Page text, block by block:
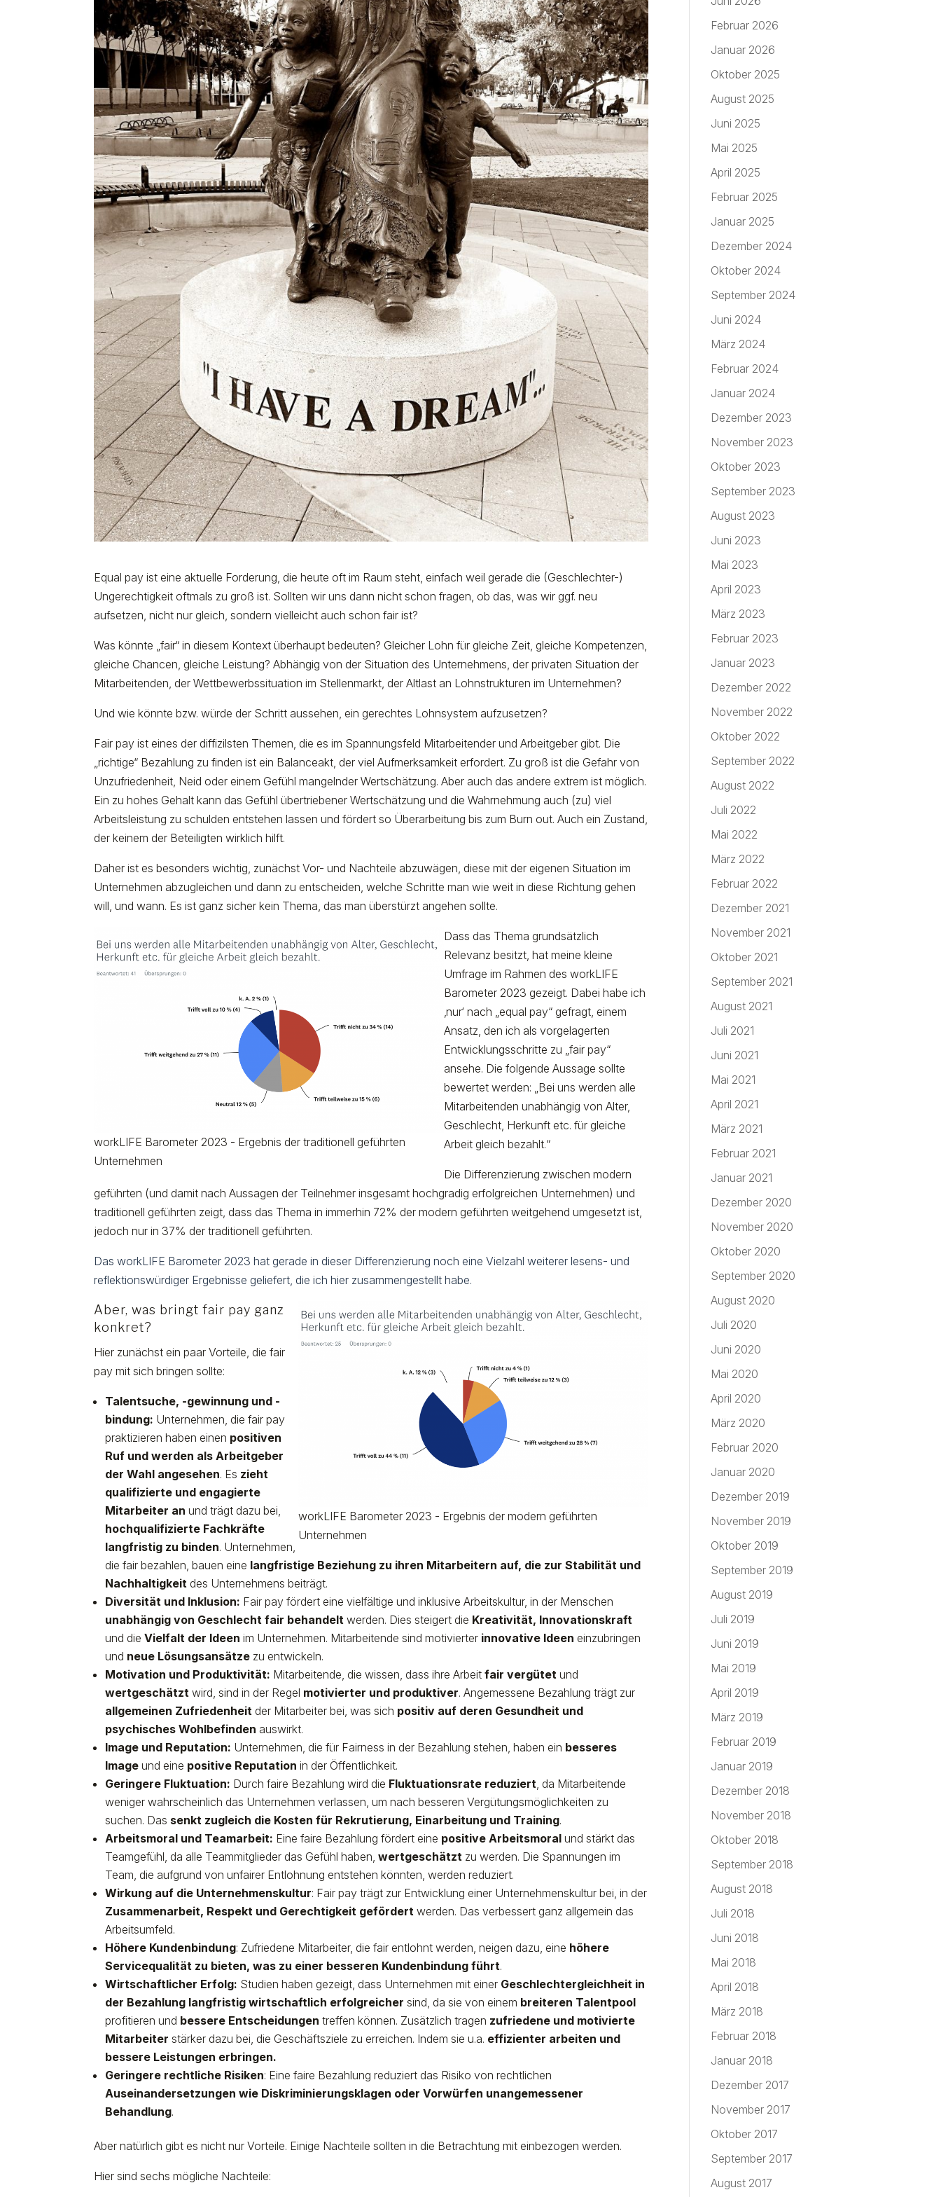
Equal pay ist eine aktuelle Forderung, die heute oft im Raum steht, einfach weil gerade die (Geschlechter-)
Ungerechtigkeit oftmals zu groß ist. Sollten wir uns dann nicht schon fragen, ob das, was wir ggf. neu
aufsetzen, nicht nur gleich, sondern vielleicht auch schon fair ist?
Was könnte „fair“ in diesem Kontext überhaupt bedeuten? Gleicher Lohn für gleiche Zeit, gleiche Kompetenzen,
gleiche Chancen, gleiche Leistung? Abhängig von der Situation des Unternehmens, der privaten Situation der
Mitarbeitenden, der Wettbewerbssituation im Stellenmarkt, der Altlast an Lohnstrukturen im Unternehmen?
Und wie könnte bzw. würde der Schritt aussehen, ein gerechtes Lohnsystem aufzusetzen?
Fair pay ist eines der diffizilsten Themen, die es im Spannungsfeld Mitarbeitender und Arbeitgeber gibt. Die
„richtige“ Bezahlung zu finden ist ein Balanceakt, der viel Aufmerksamkeit erfordert. Zu groß ist die Gefahr von
Unzufriedenheit, Neid oder einem Gefühl mangelnder Wertschätzung. Aber auch das andere extrem ist möglich.
Ein zu hohes Gehalt kann das Gefühl übertriebener Wertschätzung und die Wahrnehmung auch (zu) viel
Arbeitsleistung zu schulden entstehen lassen und fördert so Überarbeitung bis zum Burn out. Auch ein Zustand,
der keinem der Beteiligten wirklich hilft.
Daher ist es besonders wichtig, zunächst Vor- und Nachteile abzuwägen, diese mit der eigenen Situation im
Unternehmen abzugleichen und dann zu entscheiden, welche Schritte man wie weit in diese Richtung gehen
will, und wann. Es ist ganz sicher kein Thema, das man überstürzt angehen sollte.
workLIFE Barometer 2023 - Ergebnis der traditionell geführten
Unternehmen
Dass das Thema grundsätzlich
Relevanz besitzt, hat meine kleine
Umfrage im Rahmen des workLIFE
Barometer 2023 gezeigt. Dabei habe ich
‚nur‘ nach „equal pay“ gefragt, einem
Ansatz, den ich als vorgelagerten
Entwicklungsschritte zu „fair pay“
ansehe. Die folgende Aussage sollte
bewertet werden: „Bei uns werden alle
Mitarbeitenden unabhängig von Alter,
Geschlecht, Herkunft etc. für gleiche
Arbeit gleich bezahlt.“
Die Differenzierung zwischen modern
geführten (und damit nach Aussagen der Teilnehmer insgesamt hochgradig erfolgreichen Unternehmen) und
traditionell geführten zeigt, dass das Thema in immerhin 72% der modern geführten weitgehend umgesetzt ist,
jedoch nur in 37% der traditionell geführten.
Das workLIFE Barometer 2023 hat gerade in dieser Differenzierung noch eine Vielzahl weiterer lesens- und
reflektionswürdiger Ergebnisse geliefert, die ich hier zusammengestellt habe.
workLIFE Barometer 2023 - Ergebnis der modern geführten
Unternehmen
Aber, was bringt fair pay ganz
konkret?
Hier zunächst ein paar Vorteile, die fair
pay mit sich bringen sollte:
Talentsuche, -gewinnung und -
bindung: Unternehmen, die fair pay
praktizieren haben einen positiven
Ruf und werden als Arbeitgeber
der Wahl angesehen. Es zieht
qualifizierte und engagierte
Mitarbeiter an und trägt dazu bei,
hochqualifizierte Fachkräfte
langfristig zu binden. Unternehmen,
die fair bezahlen, bauen eine langfristige Beziehung zu ihren Mitarbeitern auf, die zur Stabilität und
Nachhaltigkeit des Unternehmens beiträgt.
Diversität und Inklusion: Fair pay fördert eine vielfältige und inklusive Arbeitskultur, in der Menschen
unabhängig von Geschlecht fair behandelt werden. Dies steigert die Kreativität, Innovationskraft
und dieVielfalt der Ideen im Unternehmen. Mitarbeitende sind motivierter innovative Ideen einzubringen
und neue Lösungsansätze zu entwickeln.
Motivation und Produktivität: Mitarbeitende, die wissen, dass ihre Arbeitfair vergütet und
wertgeschätzt wird, sind in der Regel motivierter und produktiver. Angemessene Bezahlung trägt zur
allgemeinen Zufriedenheit der Mitarbeiter bei, was sich positiv auf deren Gesundheit und
psychisches Wohlbefinden auswirkt.
Image und Reputation: Unternehmen, die für Fairness in der Bezahlung stehen, haben ein besseres
Image und eine positive Reputation in der Öffentlichkeit.
Geringere Fluktuation: Durch faire Bezahlung wird die Fluktuationsrate reduziert , da Mitarbeitende
weniger wahrscheinlich das Unternehmen verlassen, um nach besseren Vergütungsmöglichkeiten zu
suchen. Das senkt zugleich die Kosten für Rekrutierung, Einarbeitung und Training.
Arbeitsmoral und Teamarbeit: Eine faire Bezahlung fördert eine positive Arbeitsmoral und stärkt das
Teamgefühl, da alle Teammitglieder das Gefühl haben,wertgeschätzt zu werden. Die Spannungen im
Team, die aufgrund von unfairer Entlohnung entstehen könnten, werden reduziert.
Wirkung auf die Unternehmenskultur: Fair pay trägt zur Entwicklung einer Unternehmenskultur bei, in der
Zusammenarbeit, Respekt und Gerechtigkeit gefördert werden. Das verbessert ganz allgemein das
Arbeitsumfeld.
Höhere Kundenbindung: Zufriedene Mitarbeiter, die fair entlohnt werden, neigen dazu, eine höhere
Servicequalität zu bieten, was zu einer besseren Kundenbindung führt.
Wirtschaftlicher Erfolg: Studien haben gezeigt, dass Unternehmen mit einer Geschlechtergleichheit in
der Bezahlung langfristig wirtschaftlich erfolgreicher sind, da sie von einem breiteren Talentpool
profitieren und bessere Entscheidungen treffen können. Zusätzlich tragen zufriedene und motivierte
Mitarbeiter stärker dazu bei, die Geschäftsziele zu erreichen. Indem sie u.a. effizienter arbeiten und
bessere Leistungen erbringen.
Geringere rechtliche Risiken: Eine faire Bezahlung reduziert das Risiko von rechtlichen
Auseinandersetzungen wie Diskriminierungsklagen oder Vorwürfen unangemessener
Behandlung.
Aber natürlich gibt es nicht nur Vorteile. Einige Nachteile sollten in die Betrachtung mit einbezogen werden.
Hier sind sechs mögliche Nachteile:
Februar 2026
Januar 2026
Oktober 2025
August 2025
Juni 2025
Mai 2025
April 2025
Februar 2025
Januar 2025
Dezember 2024
Oktober 2024
September 2024
Juni 2024
März 2024
Februar 2024
Januar 2024
Dezember 2023
November 2023
Oktober 2023
September 2023
August 2023
Juni 2023
Mai 2023
April 2023
März 2023
Februar 2023
Januar 2023
Dezember 2022
November 2022
Oktober 2022
September 2022
August 2022
Juli 2022
Mai 2022
März 2022
Februar 2022
Dezember 2021
November 2021
Oktober 2021
September 2021
August 2021
Juli 2021
Juni 2021
Mai 2021
April 2021
März 2021
Februar 2021
Januar 2021
Dezember 2020
November 2020
Oktober 2020
September 2020
August 2020
Juli 2020
Juni 2020
Mai 2020
April 2020
März 2020
Februar 2020
Januar 2020
Dezember 2019
November 2019
Oktober 2019
September 2019
August 2019
Juli 2019
Juni 2019
Mai 2019
April 2019
März 2019
Februar 2019
Januar 2019
Dezember 2018
November 2018
Oktober 2018
September 2018
August 2018
Juli 2018
Juni 2018
Mai 2018
April 2018
März 2018
Februar 2018
Januar 2018
Dezember 2017
November 2017
Oktober 2017
September 2017
August 2017